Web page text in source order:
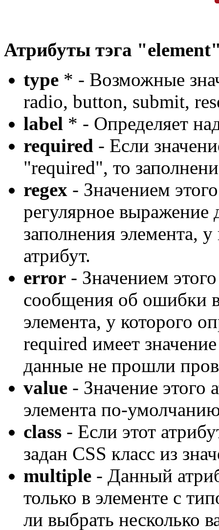
Атрибуты тэга
type * - Возможные
radio, button, submit,
label * - Определяет
required - Если
"required", то
regex - Значением
регулярное выражение
заполнения элемента, у
атрибут.
error - Значением
сообщения об ошибки
элемента, у которого
required имеет
данные не прошли
value - Значение этого
элемента по-
class - Если этот
задан CSS класс из
multiple - Данный
только в элементе с
ли выбрать несколько